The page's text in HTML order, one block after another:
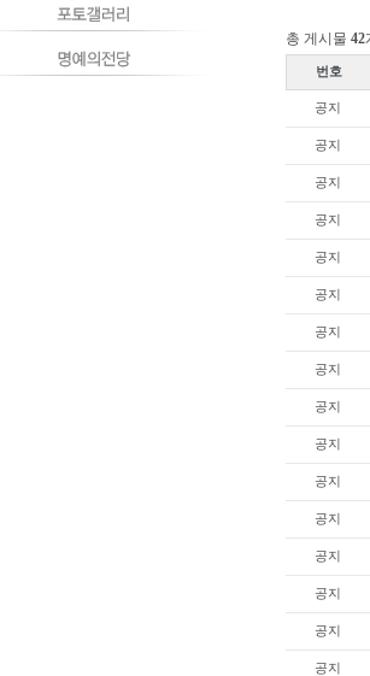
총 게시물 42
번호
공지
공지
공지
공지
공지
공지
공지
공지
공지
공지
공지
공지
공지
공지
공지
공지